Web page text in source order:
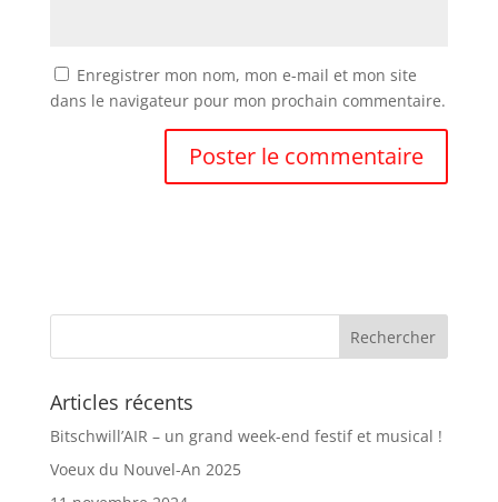
Enregistrer mon nom, mon e-mail et mon site
dans le navigateur pour mon prochain commentaire.
Articles récents
Bitschwill’AIR – un grand week-end festif et musical !
Voeux du Nouvel-An 2025